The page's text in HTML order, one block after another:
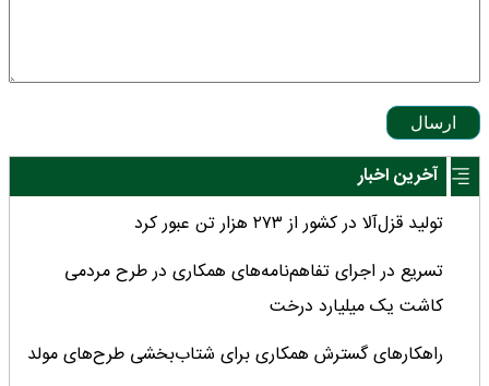
ارسال
آخرین اخبار
تولید قزل‌آلا در کشور از ۲۷۳ هزار تن عبور کرد
تسریع در اجرای تفاهم‌نامه‌های همکاری در طرح مردمی
کاشت یک میلیارد درخت
راهکارهای گسترش همکاری برای شتاب‌بخشی طرح‌های مولد